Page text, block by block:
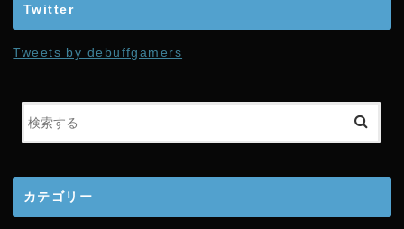
r
Twitter
Tweets by debuffgamers
カテゴリー